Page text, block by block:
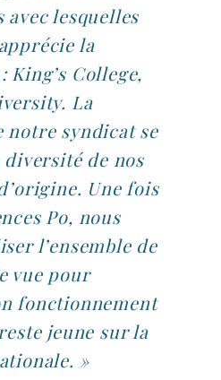
avec lesquelles
la
College,
La
notre syndicat se
de nos
Une fois
Po, nous
l’ensemble de
vue pour
fonctionnement
jeune sur la
»